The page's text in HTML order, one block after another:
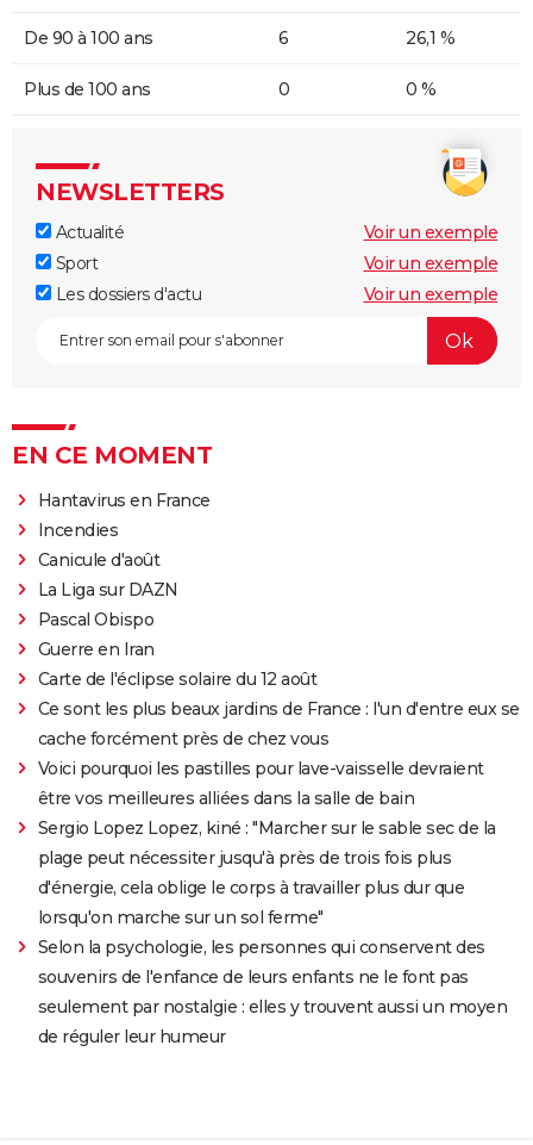
De 90 à 100 ans 6 26,1 %
Plus de 100 ans 0 0 %
NEWSLETTERS
Actualité
Voir un exemple
Sport
Voir un exemple
Les dossiers d'actu
Voir un exemple
EN CE MOMENT
Hantavirus en France
Incendies
Canicule d'août
La Liga sur DAZN
Pascal Obispo
Guerre en Iran
Carte de l'éclipse solaire du 12 août
Ce sont les plus beaux jardins de France : l'un d'entre eux se
cache forcément près de chez vous
Voici pourquoi les pastilles pour lave-vaisselle devraient
être vos meilleures alliées dans la salle de bain
Sergio Lopez Lopez, kiné : "Marcher sur le sable sec de la
plage peut nécessiter jusqu'à près de trois fois plus
d'énergie, cela oblige le corps à travailler plus dur que
lorsqu'on marche sur un sol ferme"
Selon la psychologie, les personnes qui conservent des
souvenirs de l'enfance de leurs enfants ne le font pas
seulement par nostalgie : elles y trouvent aussi un moyen
de réguler leur humeur